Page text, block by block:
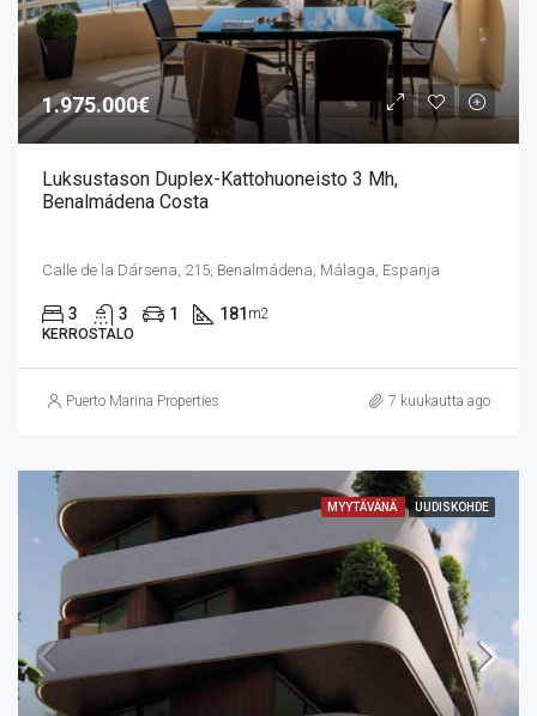
1.975.000€
Luksustason Duplex-Kattohuoneisto 3 Mh,
Benalmádena Costa
Calle de la Dársena, 215, Benalmádena, Málaga, Espanja
3 3 1 181 m2
KERROSTALO
Puerto Marina Properties 7 kuukautta ago
MYYTÄVÄNÄ UUDISKOHDE